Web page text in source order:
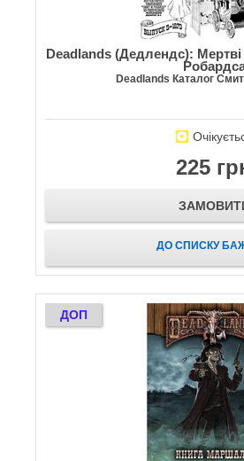
Deadlands (Дедлендс): Мертві
Deadlands Каталог
225
ДО СПИСКУ
ДОП